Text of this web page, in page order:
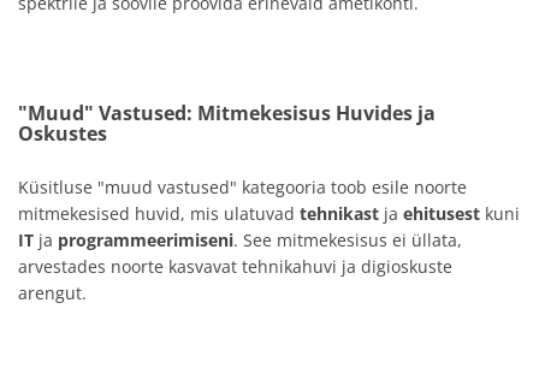
"Muud" Vastused: Mitmekesisus Huvides ja
Oskustes
Küsitluse "muud vastused" kategooria toob esile noorte
mitmekesised huvid, mis ulatuvad tehnikast ja ehitusest kuni
IT ja programmeerimiseni. See mitmekesisus ei üllata,
arvestades noorte kasvavat tehnikahuvi ja digioskuste
arengut.